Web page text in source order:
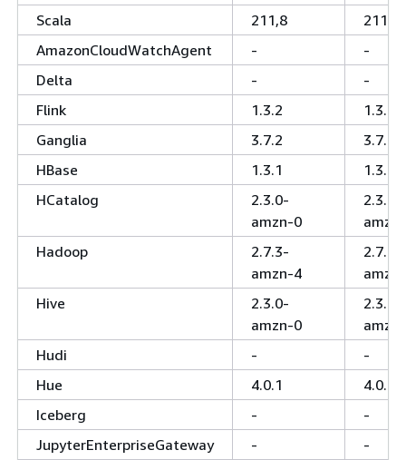
Scala
211,8
211,8
AmazonCloudWatchAgent
-
-
Delta
-
-
Flink
1.3.2
1.3.2
Ganglia
3.7.2
3.7.2
HBase
1.3.1
1.3.1
HCatalog
2.3.0-
amzn-0
2.3.0-
Hadoop
2.7.3-
amzn-4
2.7.3-
Hive
2.3.0-
amzn-0
2.3.0-
Hudi
-
-
Hue
4.0.1
4.0.1
Iceberg
-
-
JupyterEnterpriseGateway
-
-